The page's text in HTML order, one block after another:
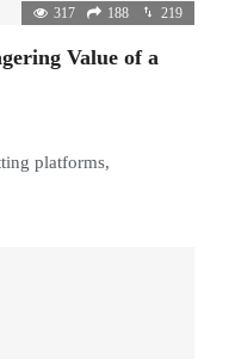
317 188 219
Value of a
platforms,